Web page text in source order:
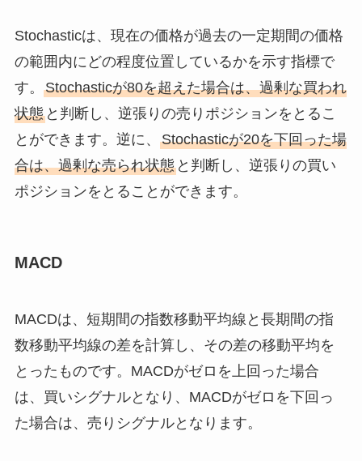
Stochasticは、現在の価格が過去の一定期間の価格
の範囲内にどの程度位置しているかを示す指標で
す。 Stochasticが80を超えた場合は、過剰な買われ
状態と判断し、逆張りの売りポジションをとるこ
とができます。逆に、 Stochasticが20を下回った場
合は、過剰な売られ状態と判断し、逆張りの買い
ポジションをとることができます。
MACD
MACDは、短期間の指数移動平均線と長期間の指
数移動平均線の差を計算し、その差の移動平均を
とったものです。MACDがゼロを上回った場合
は、買いシグナルとなり、MACDがゼロを下回っ
た場合は、売りシグナルとなります。